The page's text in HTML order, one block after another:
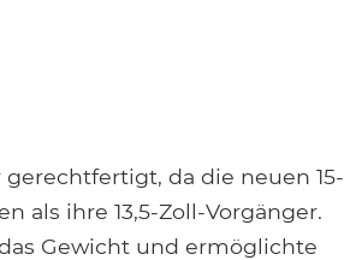
da die neuen 15-
als ihre 13,5-Zoll-Vorgänger.
Gewicht und ermöglichte